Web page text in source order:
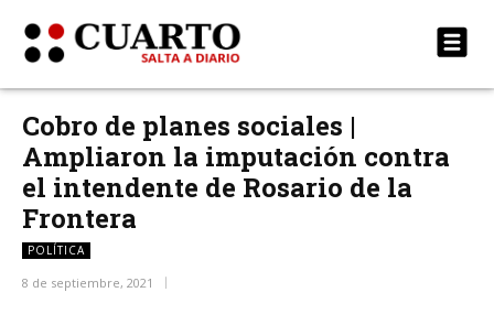
Cobro de planes sociales |
Ampliaron la imputación contra
el intendente de Rosario de la
Frontera
POLÍTICA
8 de septiembre, 2021